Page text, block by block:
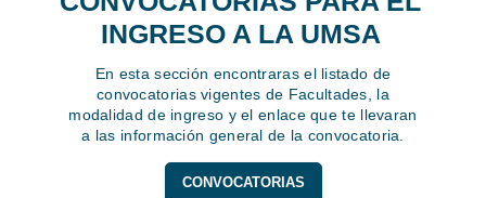
INGRESO A LA UMSA
En esta sección encontraras el listado de
convocatorias vigentes de Facultades, la
modalidad de ingreso y el enlace que te llevaran
a las información general de la convocatoria.
CONVOCATORIAS